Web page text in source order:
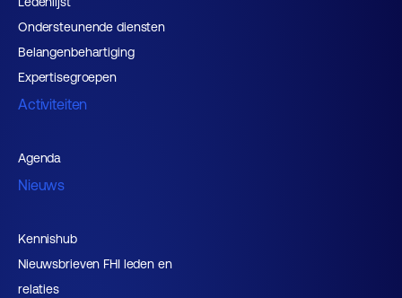
Ondersteunende diensten
Belangenbehartiging
Expertisegroepen
Activiteiten
Agenda
Nieuws
Kennishub
Nieuwsbrieven FHI leden en
relaties